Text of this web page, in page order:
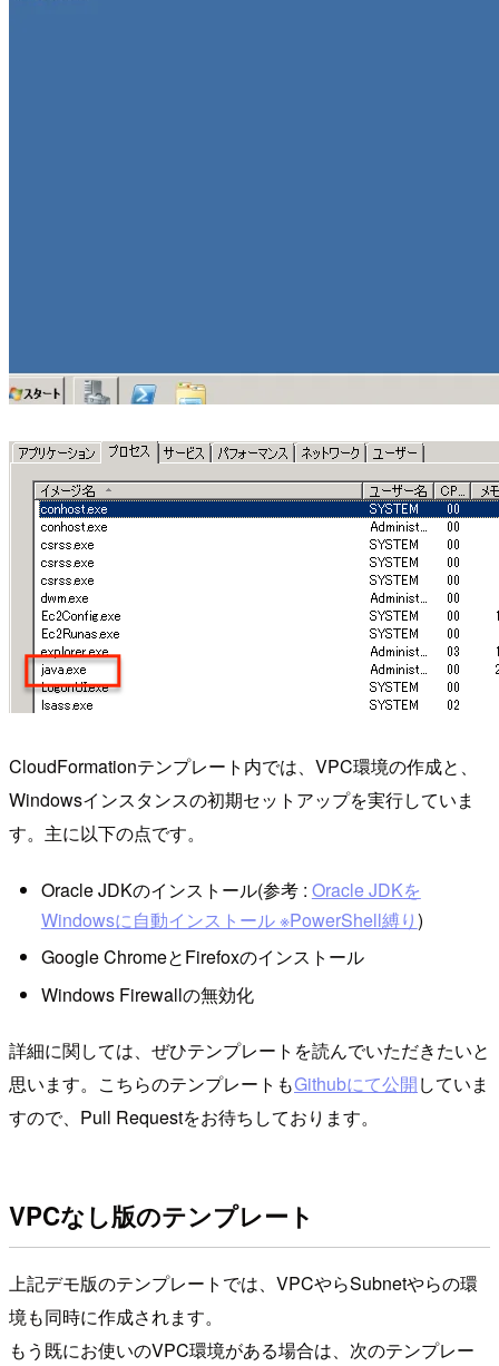
CloudFormationテンプレート内では、VPC環境の作成と、
Windowsインスタンスの初期セットアップを実行していま
す。主に以下の点です。
Oracle JDKのインストール(参考 : Oracle JDKを
Windowsに自動インストール ※PowerShell縛り)
Google ChromeとFirefoxのインストール
Windows Firewallの無効化
詳細に関しては、ぜひテンプレートを読んでいただきたいと
思います。こちらのテンプレートもGithubにて公開していま
すので、Pull Requestをお待ちしております。
VPCなし版のテンプレート
上記デモ版のテンプレートでは、VPCやらSubnetやらの環
境も同時に作成されます。
もう既にお使いのVPC環境がある場合は、次のテンプレー